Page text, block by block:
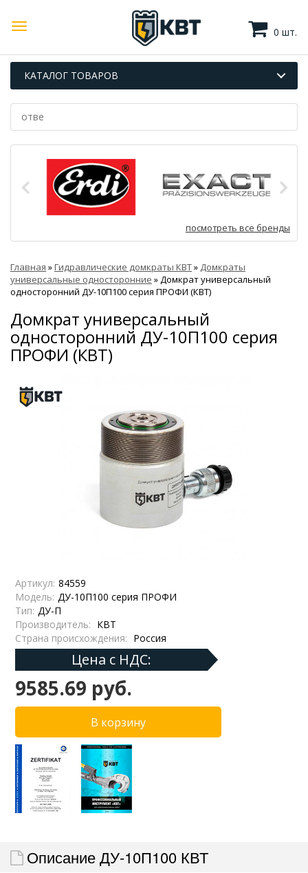
0 шт.
КАТАЛОГ ТОВАРОВ
посмотреть все бренды
Главная »Гидравлические домкраты КВТ» Домкраты
универсальные односторонние » Домкрат универсальный
односторонний ДУ-10П100 серия ПРОФИ (КВТ)
Домкрат универсальный
односторонний ДУ-10П100 серия
ПРОФИ (КВТ)
Артикул: 84559
Модель: ДУ-10П100 серия ПРОФИ
Тип: ДУ-П
Производитель: КВТ
Страна происхождения: Россия
Цена с НДС:
9585.69 руб.
Описание ДУ-10П100 КВТ